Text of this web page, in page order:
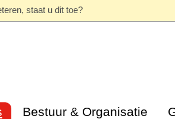
staat u dit toe?
Bestuur & Organisatie